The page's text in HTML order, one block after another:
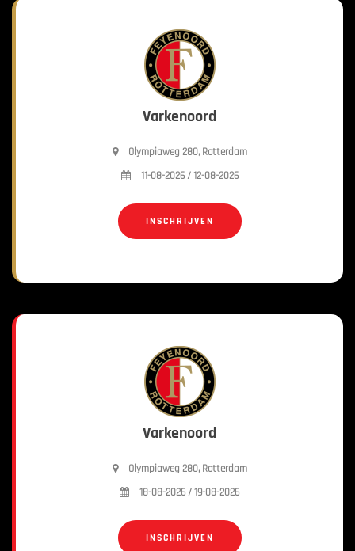
Varkenoord
Olympiaweg 280, Rotterdam
11-08-2026 / 12-08-2026
INSCHRIJVEN
Varkenoord
Olympiaweg 280, Rotterdam
18-08-2026 / 19-08-2026
INSCHRIJVEN